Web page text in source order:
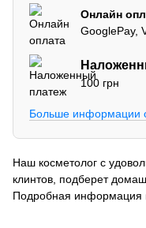
Онлайн
GooglePay,
100 грн
Больше информации
Наш косметолог с
клинтов, подберет
Подробная информация